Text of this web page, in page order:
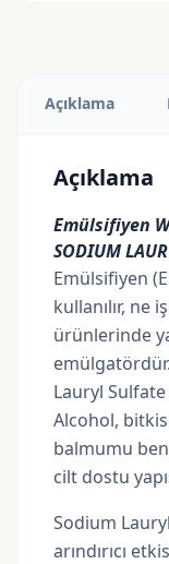
Açıklama
Açıklama
Emülsifiyen
SODIUM
Emülsifiyen
kullanılır, ne
ürünlerinde
Lauryl
Alcohol,
balmumu
cilt dostu
Sodium
arındırıcı